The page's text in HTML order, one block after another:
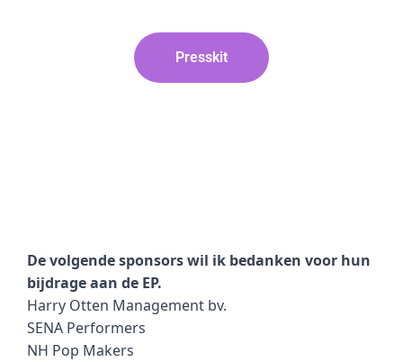
Presskit
De volgende sponsors wil ik bedanken voor hun
bijdrage aan de EP.
Harry Otten Management bv.
SENA Performers
NH Pop Makers